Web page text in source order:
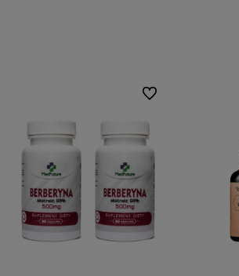
Do ulubionych